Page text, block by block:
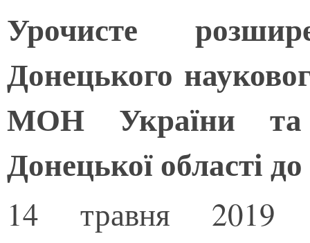
Урочисте
Донецького
МОН України та
Донецької області
14 травня 2019